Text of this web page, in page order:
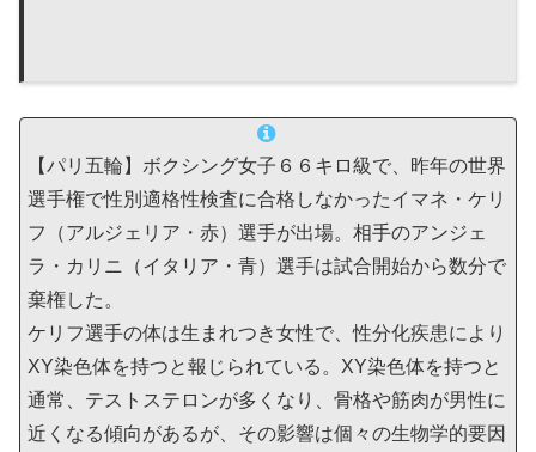
【パリ五輪】ボクシング女子６６キロ級で、昨年の世界
選手権で性別適格性検査に合格しなかったイマネ・ケリ
フ（アルジェリア・赤）選手が出場。相手のアンジェ
ラ・カリニ（イタリア・青）選手は試合開始から数分で
棄権した。
ケリフ選手の体は生まれつき女性で、性分化疾患により
XY染色体を持つと報じられている。XY染色体を持つと
通常、テストステロンが多くなり、骨格や筋肉が男性に
近くなる傾向があるが、その影響は個々の生物学的要因